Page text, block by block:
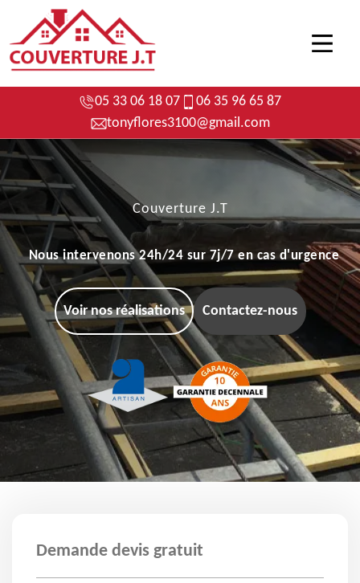
05 33 06 18 07
06 35 96 65 87
tonyflores3100@gmail.com
Couverture J.T
Nous intervenons 24h/24 sur 7j/7 en cas d'urgence
Voir nos réalisations Contactez-nous
Demande devis gratuit